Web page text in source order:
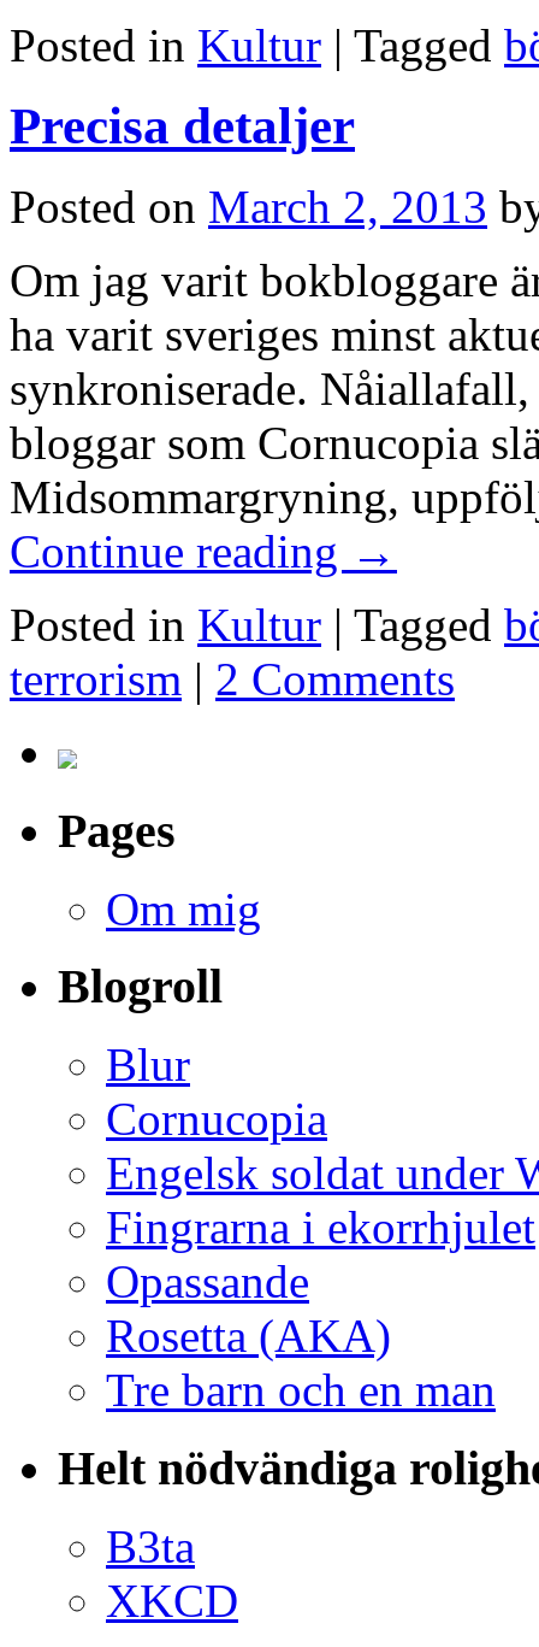
Posted in Kultur | Tagged
Precisa detaljer
Posted on March 2, 2013
Om jag varit bokbloggare
ha varit sveriges minst
synkroniserade.
bloggar som Cornucopia
Midsommargryning,
Continue reading →
Posted in Kultur | Tagged
terrorism | 2 Comments
Pages
Om mig
Blogroll
Blur
Cornucopia
Engelsk soldat under
Fingrarna i ekorrhjulet
Opassande
Rosetta (AKA)
Tre barn och en man
Helt nödvändiga
B3ta
XKCD